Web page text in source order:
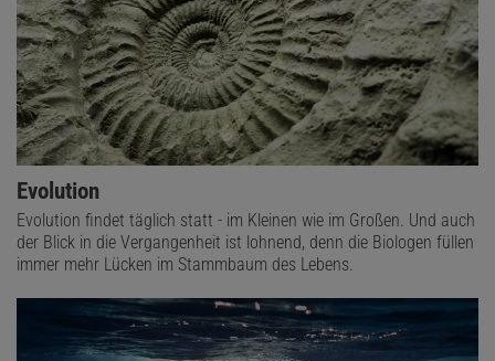
Evolution
Evolution findet täglich statt - im Kleinen wie im Großen. Und auch
der Blick in die Vergangenheit ist lohnend, denn die Biologen füllen
immer mehr Lücken im Stammbaum des Lebens.